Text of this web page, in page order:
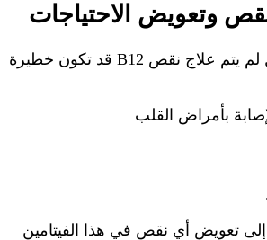
وتعويض الاحتياجات
المضاعفات في حال لم يتم علاج نقص B12 قد تكون خطيرة
بأمراض القلب
تعويض أي نقص في هذا الفيتامين